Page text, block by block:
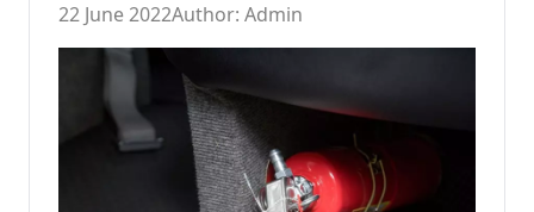
22 June 2022Author: Admin